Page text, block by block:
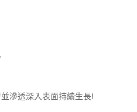
滲透深入表面持續生長!